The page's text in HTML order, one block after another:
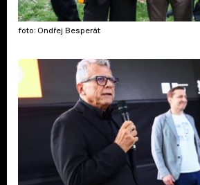
foto: Ondřej Besperát